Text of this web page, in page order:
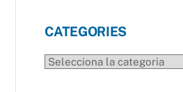
CATEGORIES
CATEGORIES